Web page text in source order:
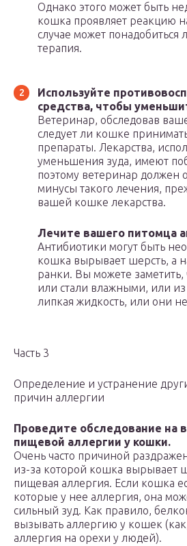
Однако этого может быть
кошка проявляет реакцию
случае может понадобиться
терапия.
Используйте
средства, чтобы
Ветеринар, обследовав
следует ли кошке
препараты. Лекарства,
уменьшения зуда, имеют
поэтому ветеринар должен
минусы такого лечения,
вашей кошке лекарства.
Лечите вашего питомца
Антибиотики могут быть
кошка вырывает шерсть, а
ранки. Вы можете заметить,
или стали влажными, или из
липкая жидкость, или они
Часть 3
Определение и устранение
причин аллергии
Проведите обследование на
пищевой аллергии у кошки.
Очень часто причиной
из-за которой кошка вырывает
пищевая аллергия. Если кошка
которые у нее аллергия, она
сильный зуд. Как правило,
вызывать аллергию у кошек
аллергия на орехи у людей).